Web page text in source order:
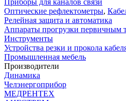
Приборы для каналов связи
Оптические рефлектометры,
Релейная защита и автоматика
Аппараты прогрузки первичным
Инструменты
Устройства резки и прокола
Промышленная мебель
Производители
Динамика
Челэнергоприбор
МЕДРЕНТЕХ